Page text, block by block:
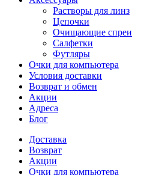
Растворы для линз
Цепочки
Очищающие спреи
Салфетки
Футляры
Очки для компьютера
Условия доставки
Возврат и обмен
Акции
Адреса
Блог
Доставка
Возврат
Акции
Очки для компьютера